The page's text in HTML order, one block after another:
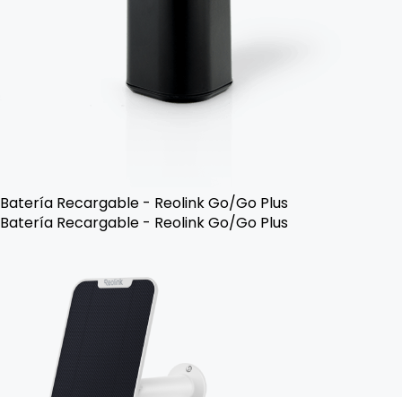
Batería Recargable - Reolink Go/Go Plus
Batería Recargable - Reolink Go/Go Plus